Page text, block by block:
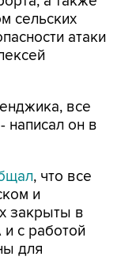
атаки
все
закрыты в
с работой
для